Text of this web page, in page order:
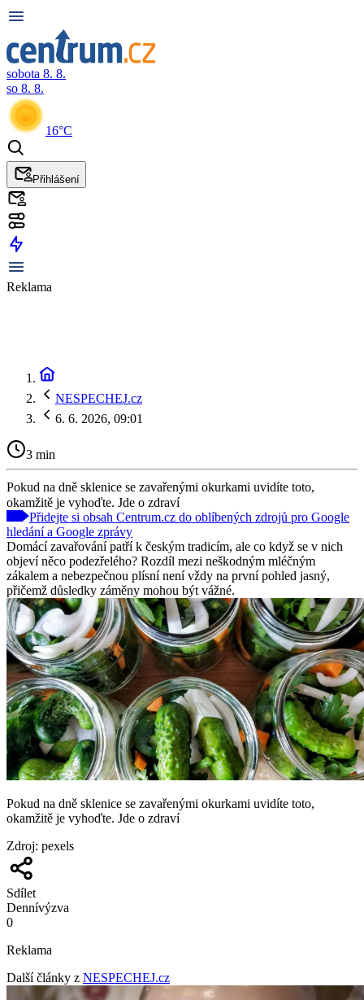
sobota 8. 8.
so 8. 8.
16°C
Přihlášení
Reklama
NESPECHEJ.cz
6. 6. 2026, 09:01
3 min
Pokud na dně sklenice se zavařenými okurkami uvidíte toto,
okamžitě je vyhoďte. Jde o zdraví
Přidejte si obsah Centrum.cz do oblíbených zdrojů pro Google
hledání a Google zprávy
Domácí zavařování patří k českým tradicím, ale co když se v nich
objeví něco podezřelého? Rozdíl mezi neškodným mléčným
zákalem a nebezpečnou plísní není vždy na první pohled jasný,
přičemž důsledky záměny mohou být vážné.
Pokud na dně sklenice se zavařenými okurkami uvidíte toto,
okamžitě je vyhoďte. Jde o zdraví
Zdroj: pexels
Sdílet
Dennívýzva
0
Reklama
Další články z NESPECHEJ.cz